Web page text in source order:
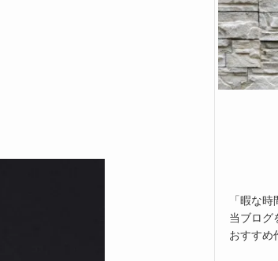
「暇な
当ブログ
おすすめ